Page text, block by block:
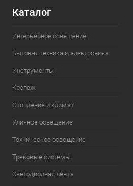
Каталог
Интерьерное освещение
Бытовая техника и электроника
Инструменты
Крепеж
Отопление и климат
Уличное освещение
Техническое освещение
Трековые системы
Светодиодная лента